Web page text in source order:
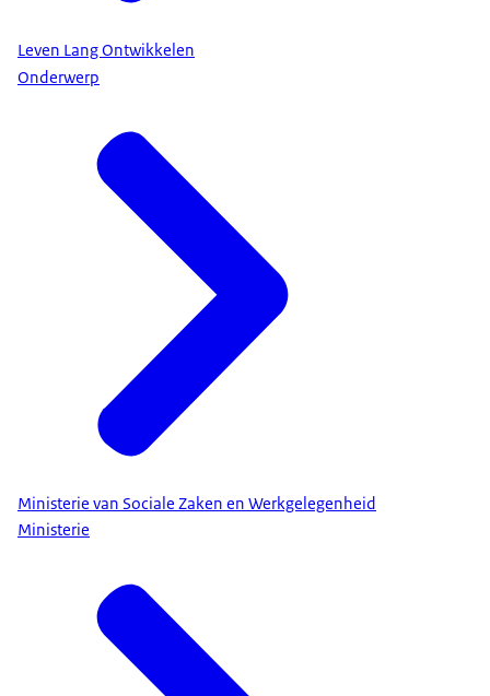
Leven Lang Ontwikkelen
Onderwerp
Ministerie van Sociale Zaken en Werkgelegenheid
Ministerie